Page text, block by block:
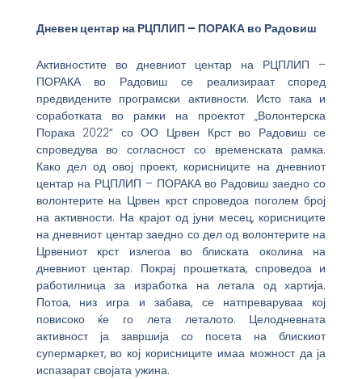
Дневен центар на РЦПЛИП – ПОРАКА во Радовиш
Активностите во дневниот центар на РЦПЛИП –
ПОРАКА во Радовиш се реализираат според
предвидените програмски активности. Исто така и
соработката во рамки на проектот „Волонтерска
Порака 2022“ со ОО Црвен Крст во Радовиш се
спроведува во согласност со временската рамка.
Како дел од овој проект, корисниците на дневниот
центар на РЦПЛИП – ПОРАКА во Радовиш заедно со
волонтерите на Црвен крст спроведоа поголем број
на активности. На крајот од јуни месец, корисниците
на дневниот центар заедно со дел од волонтерите на
Црвениот крст излегоа во блиската околина на
дневниот центар. Покрај прошетката, спроведоа и
работилница за изработка на летала од хартија.
Потоа, низ игра и забава, се натпреваруваа кој
повисоко ќе го лета леталото. Целодневната
активност ја завршија со посета на блискиот
супермаркет, во кој корисниците имаа можност да ја
испазарат својата ужина.